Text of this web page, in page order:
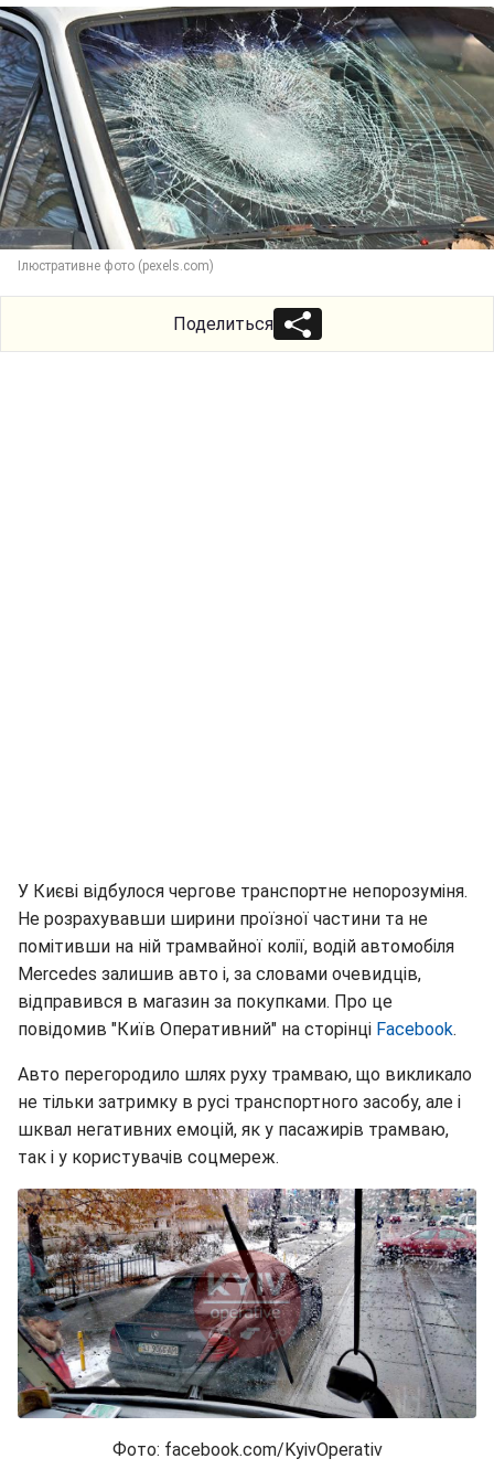
Ілюстративне фото (pexels.com)
Поделиться
У Києві відбулося чергове транспортне непорозуміня.
Не розрахувавши ширини проїзної частини та не
помітивши на ній трамвайної колії, водій автомобіля
Mercedes залишив авто і, за словами очевидців,
відправився в магазин за покупками. Про це
повідомив "Київ Оперативний" на сторінці Facebook.
Авто перегородило шлях руху трамваю, що викликало
не тільки затримку в русі транспортного засобу, але і
шквал негативних емоцій, як у пасажирів трамваю,
так і у користувачів соцмереж.
Фото: facebook.com/KyivOperativ